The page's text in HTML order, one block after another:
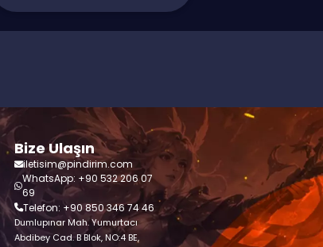
Bize Ulaşın
iletisim@pindirim.com
WhatsApp: +90 532 206 07
69
Telefon: +90 850 346 74 46
Dumlupınar Mah. Yumurtacı
Abdibey Cad. B Blok, NO:4 BE,